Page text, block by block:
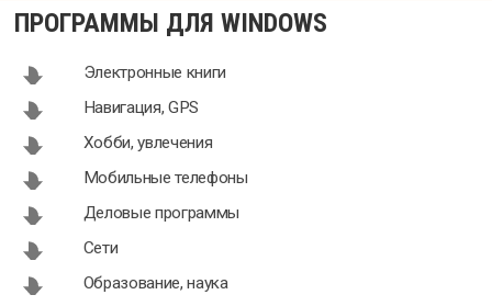
ПРОГРАММЫ ДЛЯ WINDOWS
Электронные книги
Навигация, GPS
Хобби, увлечения
Мобильные телефоны
Деловые программы
Сети
Образование, наука